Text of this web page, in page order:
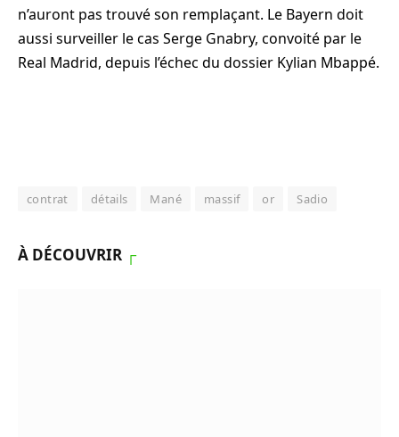
n’auront pas trouvé son remplaçant. Le Bayern doit
aussi surveiller le cas Serge Gnabry, convoité par le
Real Madrid, depuis l’échec du dossier Kylian Mbappé.
contrat détails Mané massif or Sadio
À DÉCOUVRIR ┌